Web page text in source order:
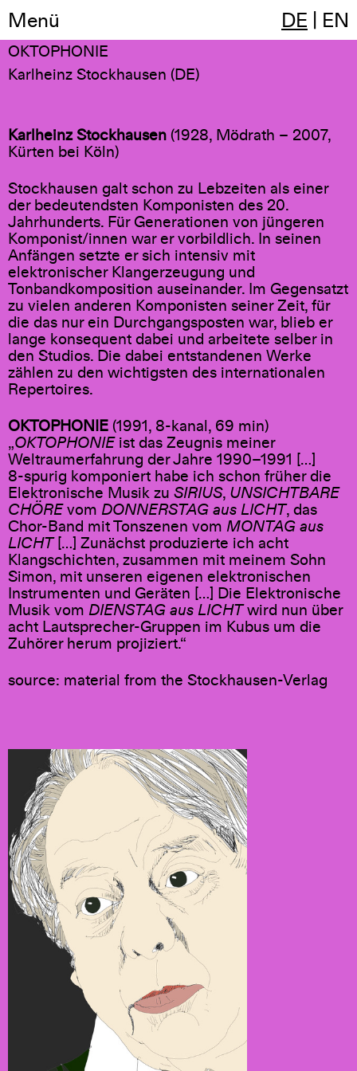
Menü DE EN
20:04
OKTOPHONIE
Karlheinz Stockhausen (DE)
Karlheinz Stockhausen (1928, Mödrath – 2007,
Kürten bei Köln)
Stockhausen galt schon zu Lebzeiten als einer
der bedeutendsten Komponisten des 20.
Jahrhunderts. Für Generationen von jüngeren
Komponist/innen war er vorbildlich. In seinen
Anfängen setzte er sich intensiv mit
elektronischer Klangerzeugung und
Tonbandkomposition auseinander. Im Gegensatzt
zu vielen anderen Komponisten seiner Zeit, für
die das nur ein Durchgangsposten war, blieb er
lange konsequent dabei und arbeitete selber in
den Studios. Die dabei entstandenen Werke
zählen zu den wichtigsten des internationalen
Repertoires.
OKTOPHONIE (1991, 8-kanal, 69 min)
„OKTOPHONIEist das Zeugnis meiner
Weltraumerfahrung der Jahre 1990–1991 […]
8-spurig komponiert habe ich schon früher die
Elektronische Musik zu SIRIUS, UNSICHTBARE
CHÖREvom DONNERSTAG aus LICHT, das
Chor-Band mit Tonszenen vom MONTAG aus
LICHT[…] Zunächst produzierte ich acht
Klangschichten, zusammen mit meinem Sohn
Simon, mit unseren eigenen elektronischen
Instrumenten und Geräten […] Die Elektronische
Musik vom DIENSTAG aus LICHTwird nun über
acht Lautsprecher-Gruppen im Kubus um die
Zuhörer herum projiziert.“
source: material from the Stockhausen-Verlag